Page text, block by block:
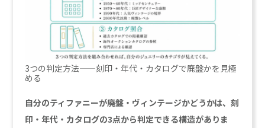
3つの判定方法——刻印・年代・カタログで廃盤かを見極
める
自分のティファニーが廃盤・ヴィンテージかどうかは、刻
印・年代・カタログの3点から判定できる構造がありま